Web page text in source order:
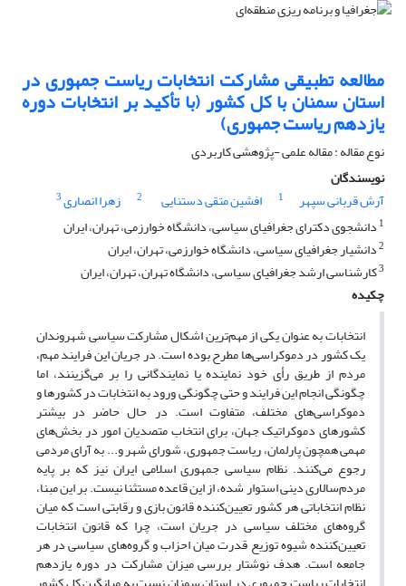
مطالعه تطبیقی مشارکت انتخابات ریاست جمهوری در
استان سمنان با کل کشور (با تأکید بر انتخابات دوره
یازدهم ریاست جمهوری)
نوع مقاله : مقاله علمی -پژوهشی کاربردی
نویسندگان
آرش قربانی سپهر
1 افشین متقی دستنایی 2 زهرا انصاری3
1 دانشجوی دکترای جغرافیای سیاسی، دانشگاه خوارزمی، تهران، ایران
2دانشیار جغرافیای سیاسی، دانشگاه خوارزمی، تهران، ایران
3کارشناسی ارشد جغرافیای سیاسی، دانشگاه تهران، تهران، ایران
چکیده
انتخابات به عنوان یکی از مهم‌ترین اشکال مشارکت سیاسی شهروندان
یک کشور در دموکراسی‌ها مطرح بوده است. در جریان این فرایند مهم،
مردم از طریق رأی خود نماینده یا نمایندگانی را بر می‌گزینند، اما
چگونگی انجام این فرایند و حتی چگونگی ورود به انتخابات در کشورها و
دموکراسی‌های مختلف، متفاوت است. در حال حاضر در بیشتر
کشورهای دموکراتیک جهان، برای انتخاب متصدیان امور در بخش‌های
مهمی همچون پارلمان، ریاست جمهوری، شورای شهر و... به آرای مردمی
رجوع می‌کنند. نظام سیاسی جمهوری اسلامی ایران نیز که بر پایه
مردم‌سالاری دینی استوار شده، از این قاعده مستثنا نیست. بر این مبنا،
نظام انتخاباتی هر کشور تعیین‌کننده قانون بازی و رقابتی است که میان
گروه‌های مختلف سیاسی در جریان است، چرا که قانون انتخابات
تعیین‌کننده شیوه توزیع قدرت میان احزاب و گروه‌های سیاسی در هر
جامعه است. هدف نوشتار بررسی میزان مشارکت در دوره یازدهم